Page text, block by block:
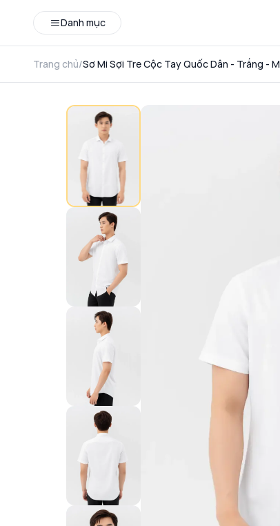
Danh mục
Trang chủ/Sơ Mi Sợi Tre Cộc Tay Quốc Dân - Trắng - M